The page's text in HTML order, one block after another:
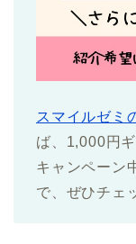
スマイルゼミ
ば、1,000円
キャンペーン
で、ぜひチェ